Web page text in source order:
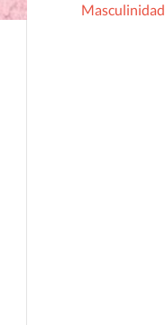
Masculinidad